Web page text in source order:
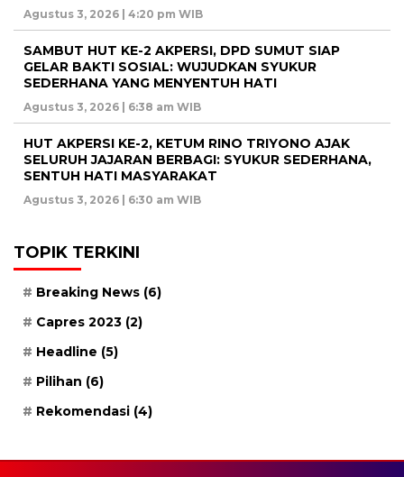
Agustus 3, 2026 | 4:20 pm WIB
SAMBUT HUT KE-2 AKPERSI, DPD SUMUT SIAP
GELAR BAKTI SOSIAL: WUJUDKAN SYUKUR
SEDERHANA YANG MENYENTUH HATI
Agustus 3, 2026 | 6:38 am WIB
HUT AKPERSI KE-2, KETUM RINO TRIYONO AJAK
SELURUH JAJARAN BERBAGI: SYUKUR SEDERHANA,
SENTUH HATI MASYARAKAT
Agustus 3, 2026 | 6:30 am WIB
TOPIK TERKINI
Breaking News (6)
Capres 2023 (2)
Headline (5)
Pilihan (6)
Rekomendasi (4)